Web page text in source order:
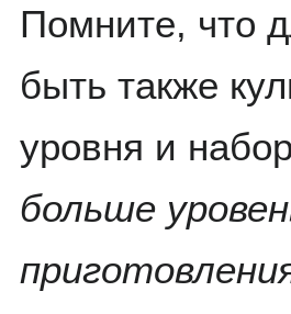
Помните, что
быть также
уровня и
больше